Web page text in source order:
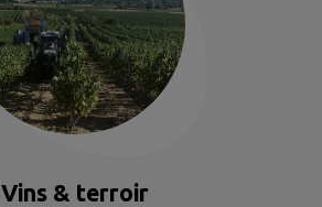
Vins & terroir